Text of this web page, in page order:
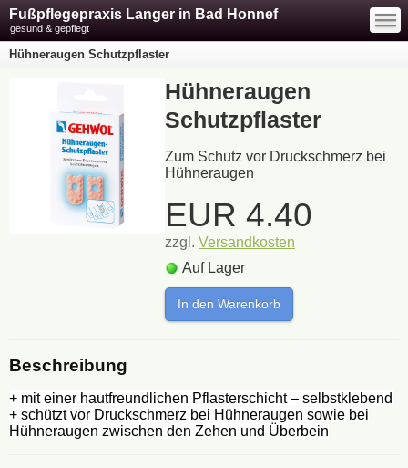
Fußpflegepraxis Langer in Bad Honnef
gesund & gepflegt
—
—
—
Hühneraugen Schutzpflaster
Hühneraugen
Schutzpflaster
Zum Schutz vor Druckschmerz bei
Hühneraugen
EUR 4.40
zzgl. Versandkosten
Auf Lager
In den Warenkorb
Beschreibung
+ mit einer hautfreundlichen Pflasterschicht – selbstklebend
+ schützt vor Druckschmerz bei Hühneraugen sowie bei
Hühneraugen zwischen den Zehen und Überbein